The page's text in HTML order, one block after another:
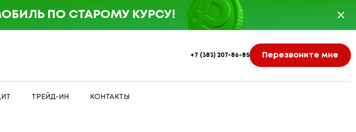
+7 (383) 207-86-85 Перезвоните мне
ТРЕЙД-ИН КОНТАКТЫ
ПО СТАРОМУ КУРСУ!